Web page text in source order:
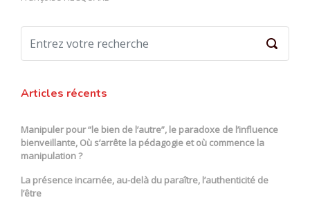
Articles récents
Manipuler pour “le bien de l’autre”, le paradoxe de l’influence
bienveillante, Où s’arrête la pédagogie et où commence la
manipulation ?
La présence incarnée, au-delà du paraître, l’authenticité de
l’être